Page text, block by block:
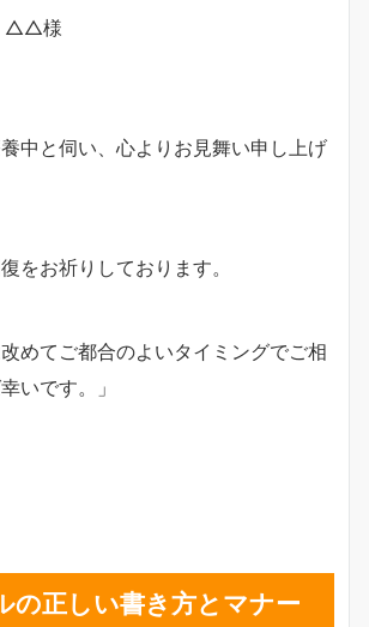
△△様
中と伺い、心よりお見舞い申し上げ
をお祈りしております。
めてご都合のよいタイミングでご相
いです。」
の正しい書き方とマナー